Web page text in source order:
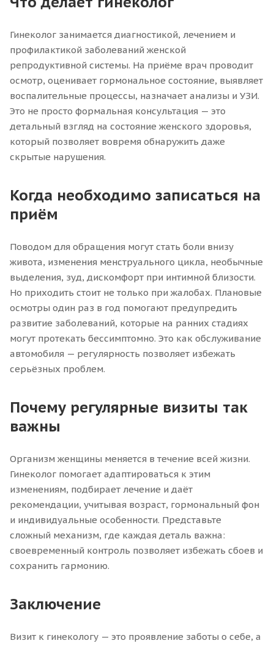
Гинеколог занимается диагностикой, лечением и
профилактикой заболеваний женской
репродуктивной системы. На приёме врач проводит
осмотр, оценивает гормональное состояние, выявляет
воспалительные процессы, назначает анализы и УЗИ.
Это не просто формальная консультация — это
детальный взгляд на состояние женского здоровья,
который позволяет вовремя обнаружить даже
скрытые нарушения.
Когда необходимо записаться на
приём
Поводом для обращения могут стать боли внизу
живота, изменения менструального цикла, необычные
выделения, зуд, дискомфорт при интимной близости.
Но приходить стоит не только при жалобах. Плановые
осмотры один раз в год помогают предупредить
развитие заболеваний, которые на ранних стадиях
могут протекать бессимптомно. Это как обслуживание
автомобиля — регулярность позволяет избежать
серьёзных проблем.
Почему регулярные визиты так
важны
Организм женщины меняется в течение всей жизни.
Гинеколог помогает адаптироваться к этим
изменениям, подбирает лечение и даёт
рекомендации, учитывая возраст, гормональный фон
и индивидуальные особенности. Представьте
сложный механизм, где каждая деталь важна:
своевременный контроль позволяет избежать сбоев и
сохранить гармонию.
Заключение
Визит к гинекологу — это проявление заботы о себе, а